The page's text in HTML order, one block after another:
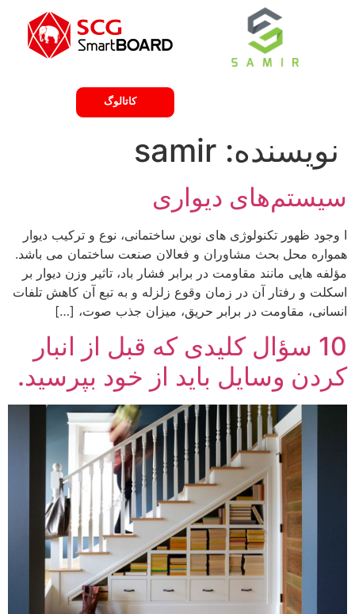
کاتالوگ
نویسنده: samir
سیستم‌های دیواری
ا وجود ظهور تکنولوژی های نوین ساختمانی، نوع و ترکیب دیوار
همواره محل بحث مشاوران و فعالان صنعت ساختمان می باشد.
مؤلفه هایی مانند مقاومت در برابر فشار باد، تاثیر وزن دیوار بر
اسکلت و رفتار آن در زمان وقوع زلزله و به تبع آن کاهش تلفات
انسانی، مقاومت در برابر حریق، میزان جذب صوت، […]
10 سؤال کلیدی که قبل از انبار
کردن وسایل باید از خود بپرسید.